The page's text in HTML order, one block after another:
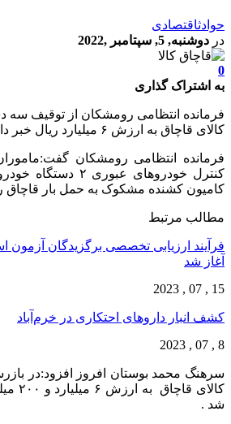
حوادثاقتصادی
در دوشنبه, 5, سپتامبر ,2022
0
به اشتراک گذاری
فرمانده انتظامی رومشکان از توقیف سه
کالای قاچاق به ارزش ۶ میلیارد ریال خبر داد.
فرمانده انتظامی رومشکان
کنترل خودرو‌های
کامیون کشنده مشکوک به حمل بار قاچاق
مطالب مرتبط
فرآیند ارزیابی تخصصی برگزیدگان آزمون
آغاز شد
15 , 07 , 2023
کشف انبار داروهای احتکاری در خرم‌آباد
8 , 07 , 2023
سرهنگ محمد بوستان افروز افزود:در
شد .